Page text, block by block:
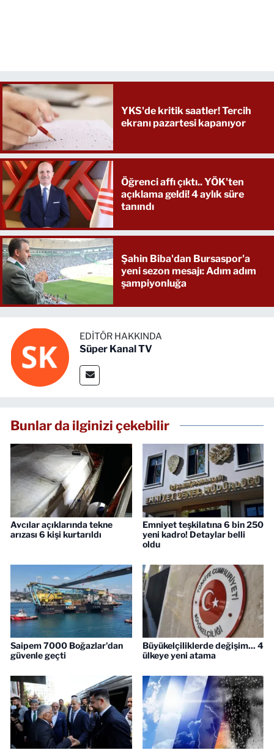
YKS'de kritik saatler! Tercih
ekranı pazartesi kapanıyor
Öğrenci affı çıktı.. YÖK'ten
açıklama geldi! 4 aylık süre
tanındı
Şahin Biba'dan Bursaspor'a
yeni sezon mesajı: Adım adım
şampiyonluğa
EDITÖR HAKKINDA
Süper Kanal TV
Bunlar da ilginizi çekebilir
Avcılar açıklarında tekne
arızası 6 kişi kurtarıldı
Emniyet teşkilatına 6 bin 250
yeni kadro! Detaylar belli
oldu
Saipem 7000 Boğazlar'dan
güvenle geçti
Büyükelçiliklerde değişim... 4
ülkeye yeni atama